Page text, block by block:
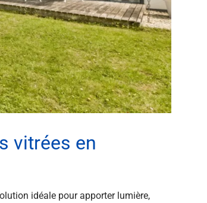
vitrées en
idéale pour apporter lumière,